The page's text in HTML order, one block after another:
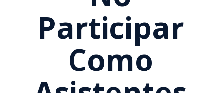
Participar
Como